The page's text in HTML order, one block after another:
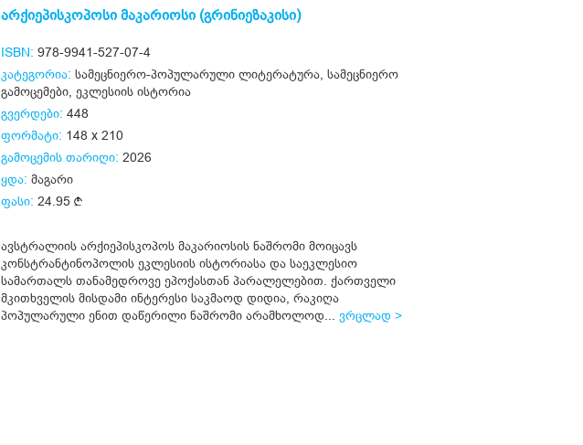
არქიეპისკოპოსი მაკარიოსი (გრინიეზაკისი)
ISBN: 978-9941-527-07-4
კატეგორია: სამეცნიერო-პოპულარული ლიტერატურა სამეცნიერო
გამოცემები ეკლესიის ისტორია
გვერდები: 448
ფორმატი: 148 x 210
გამოცემის თარიღი: 2026
ყდა: მაგარი
ფასი: 24.95
ავსტრალიის არქიეპისკოპოს მაკარიოსის ნაშრომი მოიცავს
კონსტრანტინოპოლის ეკლესიის ისტორიასა და საეკლესიო
სამართალს თანამედროვე ეპოქასთან პარალელებით. ქართველი
მკითხველის მისდამი ინტერესი საკმაოდ დიდია, რაკიღა
პოპულარული ენით დაწერილი ნაშრომი არამხოლოდ... ვრცლად >